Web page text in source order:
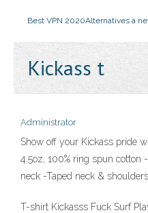
Best VPN 2020Alternatives à
Kickass t
Administrator
Show off your Kickass pride
4.5oz, 100% ring spun cotton
neck -Taped neck & shoulders
T-shirt Kickasss Fuck Surf